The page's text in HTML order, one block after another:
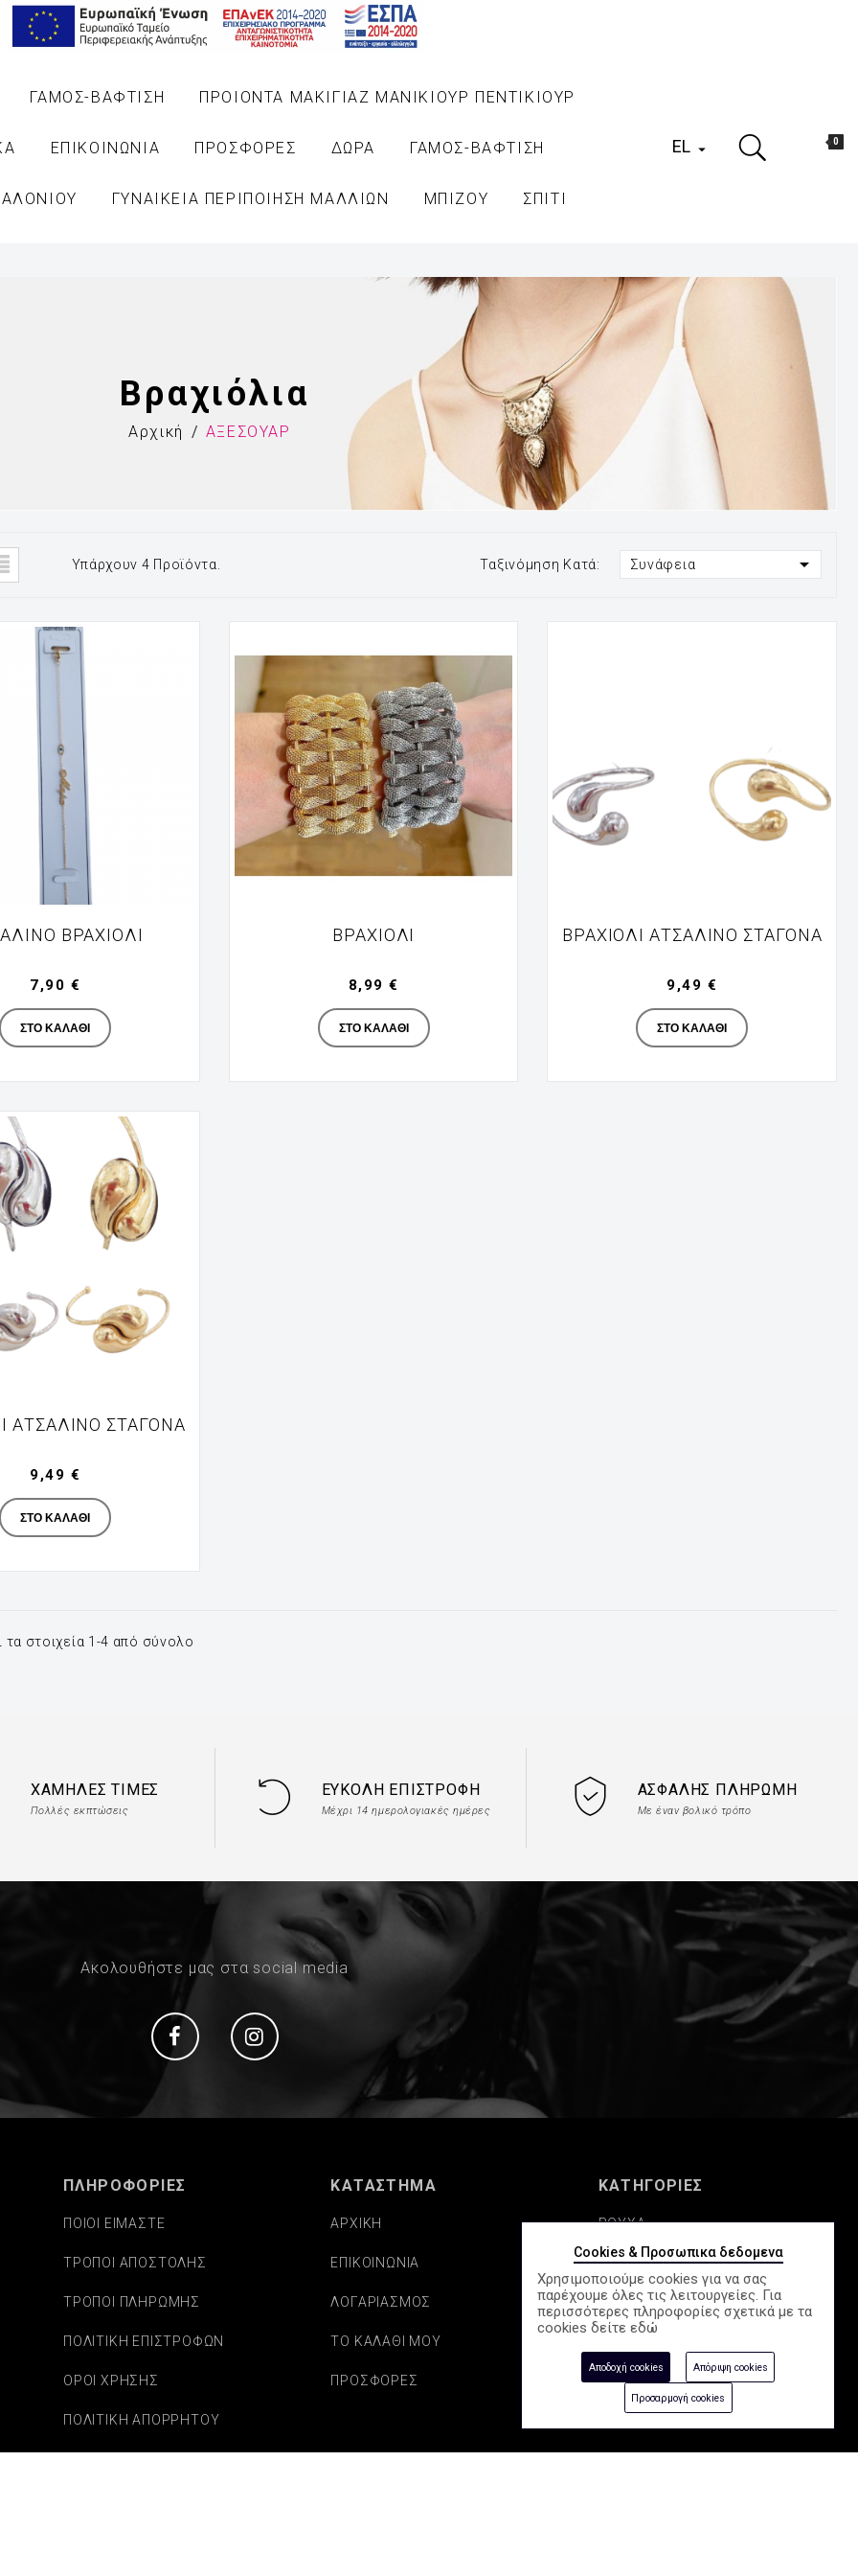
ΓΑΜΟΣ-ΒΑΦΤΙΣΗ ΠΡΟΙΟΝΤΑ ΜΑΚΙΓΙΑΖ ΜΑΝΙΚΙΟΥΡ ΠΕΝΤΙΚΙΟΥΡ
ΕΠΙΚΟΙΝΩΝΙΑ ΠΡΟΣΦΟΡΕΣ ΔΩΡΑ ΓΑΜΟΣ-ΒΑΦΤΙΣΗ
ΓΥΝΑΙΚΕΙΑ ΠΕΡΙΠΟΙΗΣΗ ΜΑΛΛΙΩΝ ΜΠΙΖΟΥ ΣΠΙΤΙ
EL  0
Βραχιόλια
Αρχική ΑΞΕΣΟΥΑΡ
Υπάρχουν 4 Προϊόντα. Ταξινόμηση Κατά: Συνάφεια 
ΒΡΑΧΙΌΛΙ
Manufacturer
7,90 €
ΣΤΟ ΚΑΛΆΘΙ
ΒΡΑΧΙΌΛΙ
Manufacturer
8,99 €
ΣΤΟ ΚΑΛΆΘΙ
ΒΡΑΧΙΌΛΙ ΑΤΣΆΛΙΝΟ ΣΤΑΓΌΝΑ
Manufacturer
9,49 €
ΣΤΟ ΚΑΛΆΘΙ
ΑΤΣΆΛΙΝΟ ΣΤΑΓΌΝΑ
Manufacturer
9,49 €
ΣΤΟ ΚΑΛΆΘΙ
τα στοιχεία 1-4 από σύνολο
ΧΑΜΗΛΈΣ ΤΙΜΈΣ
Πολλές εκπτώσεις
ΕΎΚΟΛΗ ΕΠΙΣΤΡΟΦΉ
Μέχρι 14 ημερολογιακές ημέρες
ΑΣΦΑΛΉΣ ΠΛΗΡΩΜΉ
Με έναν βολικό τρόπο
Ακολουθήστε μας στα social media
Social Social
ΠΛΗΡΟΦΟΡΙΕΣ
ΠΟΙΟΙ ΕΙΜΑΣΤΕ
ΤΡΟΠΟΙ ΑΠΟΣΤΟΛΗΣ
ΤΡΟΠΟΙ ΠΛΗΡΩΜΗΣ
ΠΟΛΙΤΙΚΗ ΕΠΙΣΤΡΟΦΩΝ
ΟΡΟΙ ΧΡΗΣΗΣ
ΠΟΛΙΤΙΚΗ ΑΠΟΡΡΗΤΟΥ
ΚΑΤΑΣΤΗΜΑ
ΑΡΧΙΚΗ
ΕΠΙΚΟΙΝΩΝΙΑ
ΛΟΓΑΡΙΑΣΜΟΣ
ΤΟ ΚΑΛΑΘΙ ΜΟΥ
ΠΡΟΣΦΟΡΕΣ
ΚΑΤΗΓΟΡΙΕΣ
ΡΟΥΧΑ
ΠΑΠΟΥΤΣΙΑ
ΚΑΛΛΥΝΤΙΚΑ
ΕΠΟΧΙΑΚΑ
Cookies & Προσωπικα δεδομενα
Χρησιμοποιούμε cookies για να σας
παρέχουμε όλες τις λειτουργείες. Για
περισσότερες πληροφορίες σχετικά με τα
cookies δείτεεδώ
Αποδοχή cookies Απόριψη cookies
Προσαρμογή cookies